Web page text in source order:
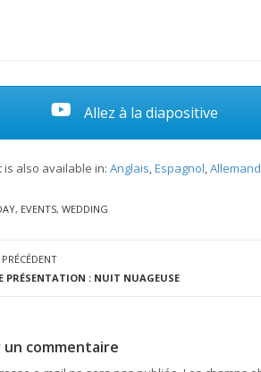
Allez à la diapositive
is also available in: Anglais Espagnol Allemand
, EVENTS, WEDDING
PRÉSENTATION : NUIT NUAGEUSE
un commentaire